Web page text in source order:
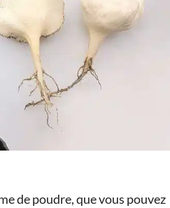
de poudre, que vous pouvez